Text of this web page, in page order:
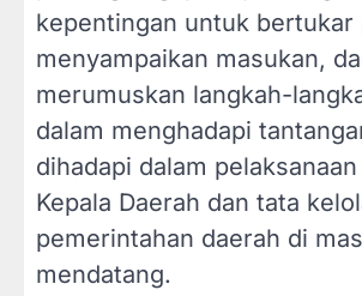
kepentingan untuk bertukar
menyampaikan masukan,
merumuskan langkah-
dalam menghadapi
dihadapi dalam
Kepala Daerah dan tata
pemerintahan daerah di
mendatang.